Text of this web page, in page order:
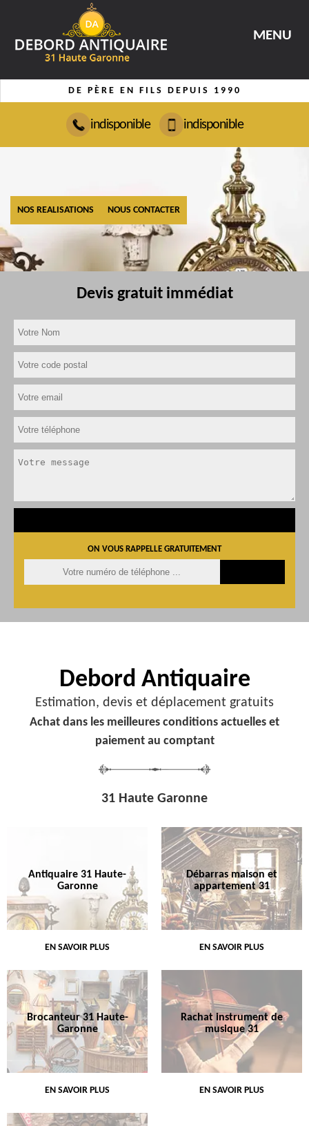
MENU
DE PÈRE EN FILS DEPUIS 1990
indisponible indisponible
NOS REALISATIONS NOUS CONTACTER
Devis gratuit immédiat
ON VOUS RAPPELLE GRATUITEMENT
Debord Antiquaire
Estimation, devis et déplacement gratuits
Achat dans les meilleures conditions actuelles et
paiement au comptant
31 Haute Garonne
Antiquaire 31 Haute-
Garonne
EN SAVOIR PLUS
Débarras maison et
appartement 31
EN SAVOIR PLUS
Brocanteur 31 Haute-
Garonne
EN SAVOIR PLUS
Rachat instrument de
musique 31
EN SAVOIR PLUS